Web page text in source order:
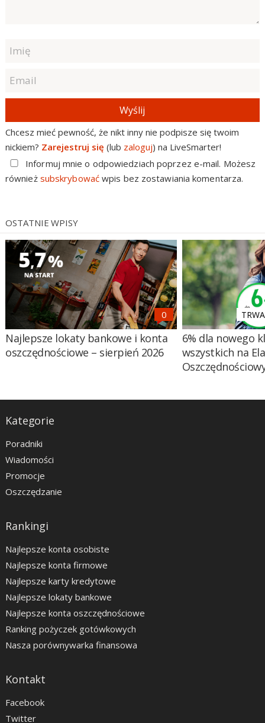
Wyślij
Chcesz mieć pewność, że nikt inny nie podpisze się twoim
nickiem? Zarejestruj się (lub zaloguj) na LiveSmarter!
Informuj mnie o odpowiedziach poprzez e-mail. Możesz
również subskrybowaćwpis bez zostawiania komentarza.
OSTATNIE WPISY
Najlepsze lokaty bankowe i konta
oszczędnościowe – sierpień 2026
6% dla nowego
wszystkich na
Kategorie
Poradniki
Wiadomości
Promocje
Oszczędzanie
Rankingi
Najlepsze konta osobiste
Najlepsze konta firmowe
Najlepsze karty kredytowe
Najlepsze lokaty bankowe
Najlepsze konta oszczędnościowe
Ranking pożyczek gotówkowych
Nasza porównywarka finansowa
Kontakt
Facebook
Twitter